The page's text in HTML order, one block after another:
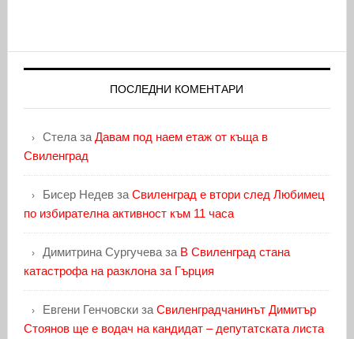
ПОСЛЕДНИ КОМЕНТАРИ
Стелаза Давам под наем етаж от къща в
Свиленград
Бисер Недевза Свиленград е втори след Любимец
по избирателна активност към 11 часа
Димитрина Сургучеваза В Свиленград стана
катастрофа на разклона за Гърция
Евгени Генчовскиза Свиленградчанинът Димитър
Стоянов ще е водач на кандидат – депутатската листа